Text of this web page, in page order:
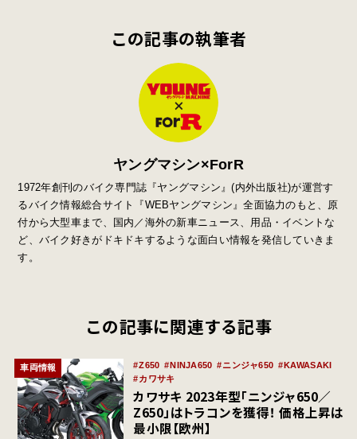
この記事の執筆者
ヤングマシン×ForR
1972年創刊のバイク専門誌『ヤングマシン』(内外出版社)が運営す
るバイク情報総合サイト『WEBヤングマシン』全面協力のもと、原
付から大型車まで、国内／海外の新車ニュース、用品・イベントな
ど、バイク好きがドキドキするような面白い情報を発信していきま
す。
この記事に関連する記事
車両情報 Z650 NINJA650 ニンジャ650
KAWASAKI
カワサキ
カワサキ 2023年型「ニンジャ650／
Z650」はトラコンを獲得！ 価格上昇は
最小限【欧州】